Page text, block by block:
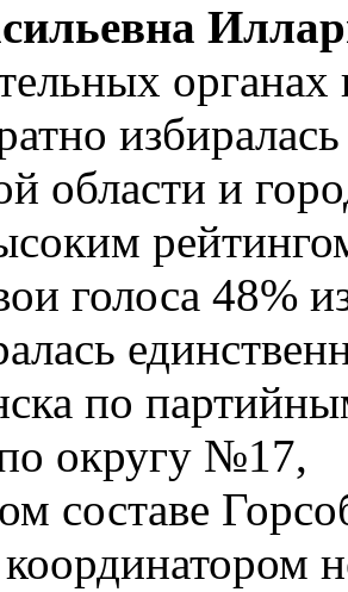
органах
области и
голоса 48%
по
округу №17,
составе
координатором